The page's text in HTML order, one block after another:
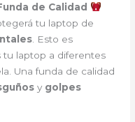
de Calidad
tu laptop de
. Esto es
tu laptop a diferentes
Una funda de calidad
y golpes